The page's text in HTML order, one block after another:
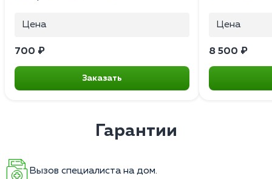
Цена
700 ₽
Заказать
Цена
8 500 ₽
Гарантии
Вызов специалиста на дом.